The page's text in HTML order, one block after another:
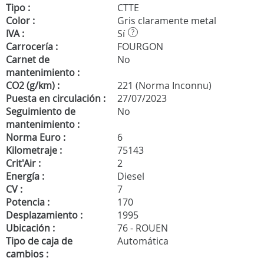
Tipo :
CTTE
Color :
Gris claramente metal
IVA :
Sí ?
Carrocería :
FOURGON
Carnet de
mantenimiento :
No
CO2 (g/km) :
221 (Norma Inconnu)
Puesta en circulación :
27/07/2023
Seguimiento de
mantenimiento :
No
Norma Euro :
6
Kilometraje :
75143
Crit'Air :
2
Energía :
Diesel
CV :
7
Potencia :
170
Desplazamiento :
1995
Ubicación :
76 - ROUEN
Tipo de caja de
cambios :
Automática